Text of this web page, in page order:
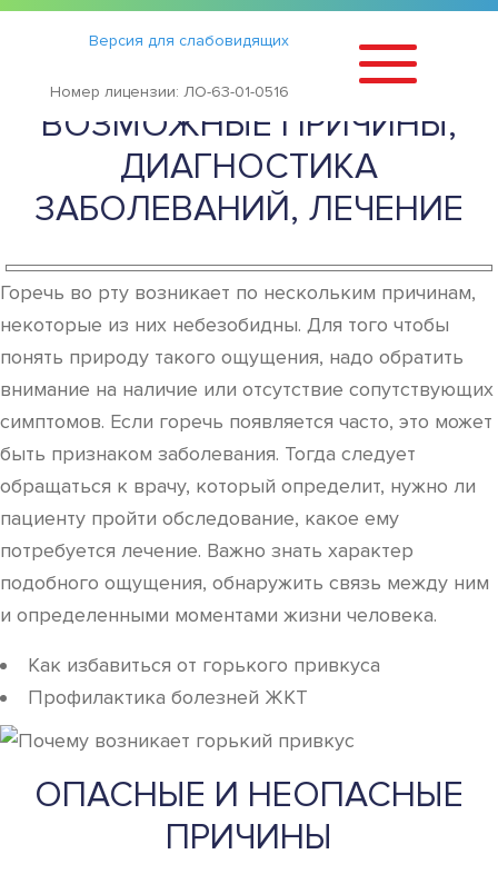
Версия для слабовидящих
Номер лицензии: ЛО-63-01-0516
Статьи ›
ОЩУЩЕНИЕ ГОРЕЧИ ВО РТУ.
ВОЗМОЖНЫЕ ПРИЧИНЫ,
ДИАГНОСТИКА
ЗАБОЛЕВАНИЙ, ЛЕЧЕНИЕ
Горечь во рту возникает по нескольким причинам,
некоторые из них небезобидны. Для того чтобы
понять природу такого ощущения, надо обратить
внимание на наличие или отсутствие сопутствующих
симптомов. Если горечь появляется часто, это может
быть признаком заболевания. Тогда следует
обращаться к врачу, который определит, нужно ли
пациенту пройти обследование, какое ему
потребуется лечение. Важно знать характер
подобного ощущения, обнаружить связь между ним
и определенными моментами жизни человека.
Как избавиться от горького привкуса
Профилактика болезней ЖКТ
ОПАСНЫЕ И НЕОПАСНЫЕ
ПРИЧИНЫ